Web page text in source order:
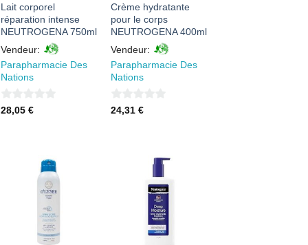
Lait corporel
réparation intense
NEUTROGENA 750ml
Vendeur:
Parapharmacie Des
Nations
0
28,05 €
Crème hydratante
pour le corps
NEUTROGENA 400ml
Vendeur:
Parapharmacie Des
Nations
0
24,31 €
AJOUTER
À MES
FAVORIS
AJOUTER
À MES
FAVORIS